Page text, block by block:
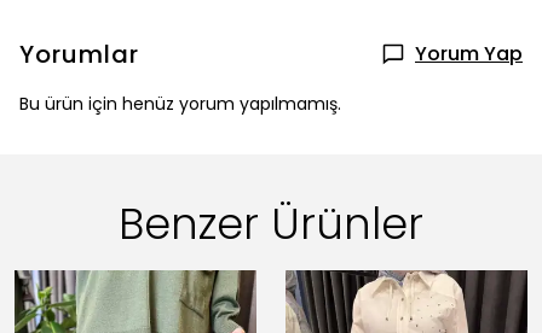
Yorumlar Yorum Yap
Bu ürün için henüz yorum yapılmamış.
Benzer Ürünler